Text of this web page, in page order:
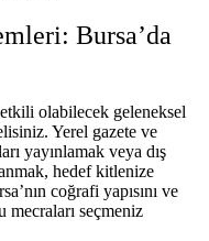
Bursa’da
olabilecek geleneksel
Yerel gazete ve
yayınlamak veya dış
hedef kitlenize
coğrafi yapısını ve
seçmeniz